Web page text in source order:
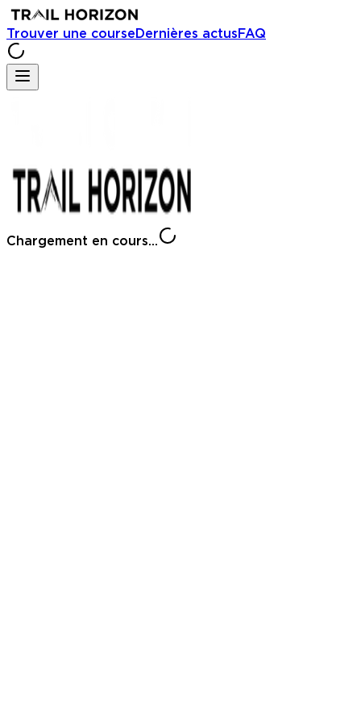
Trouver une courseDernières actusFAQ
Chargement en cours...